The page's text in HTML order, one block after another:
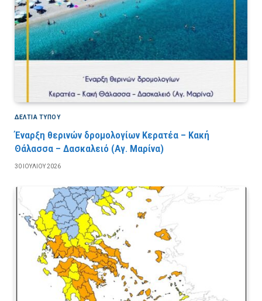
ΔΕΛΤΙΑ ΤΥΠΟΥ
Έναρξη θερινών δρομολογίων Κερατέα – Κακή
Θάλασσα – Δασκαλειό (Αγ. Μαρίνα)
30 ΙΟΥΛΊΟΥ 2026